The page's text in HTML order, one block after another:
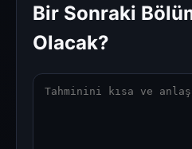
Bir Sonraki
Olacak?